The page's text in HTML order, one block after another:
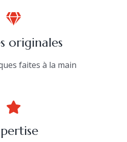
originales
faites à la main